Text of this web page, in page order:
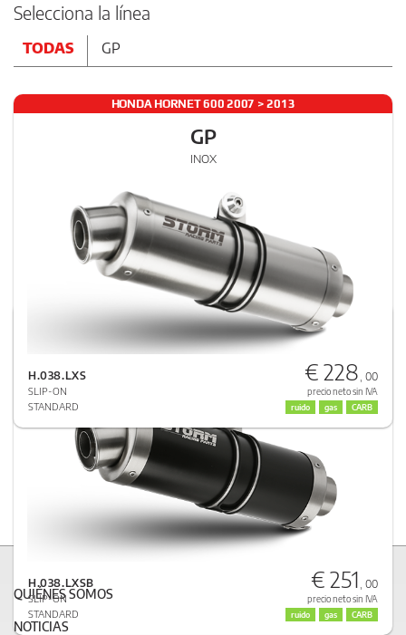
Selecciona la línea
TODAS GP
HONDA HORNET 600 2007 > 2013
GP
H.038.LXSB
SLIP-ON
STANDARD
€ 251 , 00
precio neto sin IVA
ruido gas CARB
HONDA HORNET 600 2007 > 2013
GP
INOX
H.038.LXS
SLIP-ON
STANDARD
€ 228 , 00
precio neto sin IVA
ruido gas CARB
QUIÉNES SOMOS
NOTICIAS